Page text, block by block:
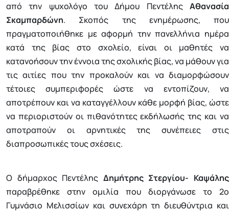
από την ψυχολόγο του Δήμου Πεντέλης Αθανασία
Σκαμπαρδώνη. Σκοπός της ενημέρωσης, που
πραγματοποιήθηκε με αφορμή την πανελλήνια ημέρα
κατά της βίας στο σχολείο, είναι οι μαθητές να
κατανοήσουν την έννοια της σχολικής βίας, να μάθουν για
τις αιτίες που την προκαλούν και να διαμορφώσουν
τέτοιες συμπεριφορές ώστε να εντοπίζουν, να
αποτρέπουν και να καταγγέλλουν κάθε μορφή βίας, ώστε
να περιοριστούν οι πιθανότητες εκδήλωσής της και να
αποτραπούν οι αρνητικές της συνέπειες στις
διαπροσωπικές τους σχέσεις.
Ο δήμαρχος Πεντέλης Δημήτρης Στεργίου- Καψάλης
παραβρέθηκε στην ομιλία που διοργάνωσε το 2ο
Γυμνάσιο Μελισσίων και συνεχάρη τη διευθύντρια και